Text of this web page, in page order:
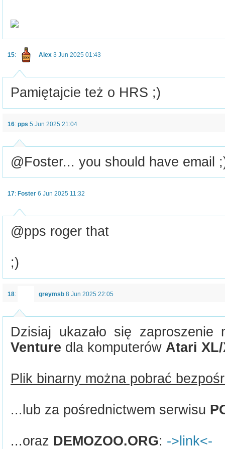
15: Alex 3 Jun 2025 01:43
Pamiętajcie też o HRS ;)
16: pps 5 Jun 2025 21:04
@Foster... you should have email
17: Foster 6 Jun 2025 11:32
@pps roger that
;)
18: greymsb 8 Jun 2025 22:05
Dzisiaj ukazało się
Venture dla komputerów Atari XL/
Plik binarny można pobrać
...lub za pośrednictwem serwisu
...oraz DEMOZOO.ORG: ->link<-